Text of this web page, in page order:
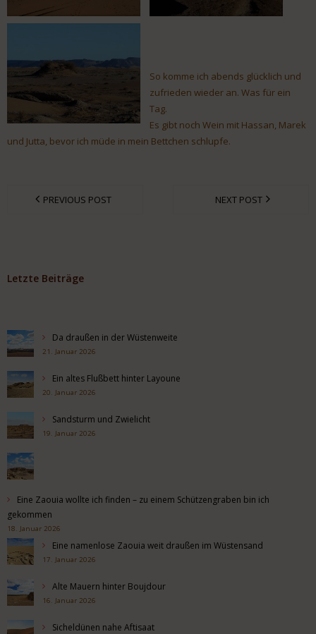
So komme ich abends glücklich und
zufrieden wieder an. Was für ein
Tag.
Es gibt noch Wein mit Hassan, Marek
und Jutta, bevor ich müde in mein Bettchen schlupfe.
PREVIOUS POST NEXT POST
Letzte Beiträge
Da draußen in der Wüstenweite
21. Januar 2026
Ein altes Flußbett hinter Layoune
20. Januar 2026
Sandsturm und Zwielicht
19. Januar 2026
Eine Zaouia wollte ich finden – zu einem Schützengraben bin ich
gekommen
18. Januar 2026
Eine namenlose Zaouia weit draußen im Wüstensand
17. Januar 2026
Alte Mauern hinter Boujdour
16. Januar 2026
Sicheldünen nahe Aftisaat